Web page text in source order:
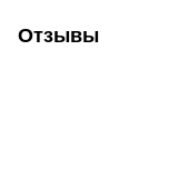
Отзывы